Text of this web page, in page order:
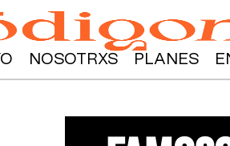
NOSOTRXS PLANES